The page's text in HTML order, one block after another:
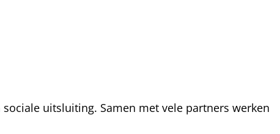
uitsluiting. Samen met vele partners werken